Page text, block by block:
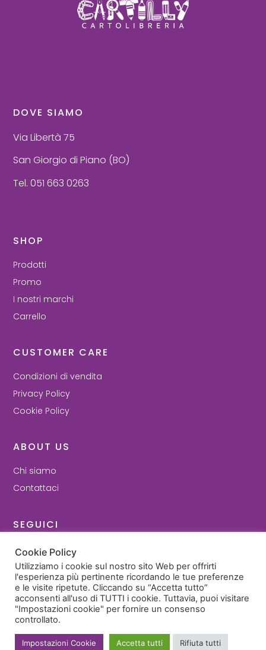
DOVE SIAMO
Via Libertà 75
San Giorgio di Piano (BO)
Tel. 051 663 0263
SHOP
Prodotti
Promo
I nostri marchi
Carrello
CUSTOMER CARE
Condizioni di vendita
Privacy Policy
Cookie Policy
ABOUT US
Chi siamo
Contattaci
SEGUICI
Facebook
Instagram
© 2022 - Cartilly di Ilenia Guidi - P. Iva 03693371209
Visa
Cookie Policy
Utilizziamo i cookie sul nostro sito Web per offrirti
l'esperienza più pertinente ricordando le tue preferenze
e le visite ripetute. Cliccando su “Accetta tutto”
acconsenti all'uso di TUTTI i cookie. Tuttavia, puoi visitare
"Impostazioni cookie" per fornire un consenso
controllato.
Impostazioni Cookie Accetta tutti Rifiuta tutti